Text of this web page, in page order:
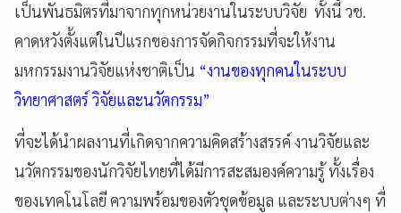
เป็นพันธมิตรที่มาจากทุกหน่วยงานในระบบวิจัย ทั้งนี้ วช.
คาดหวังตั้งแต่ในปีแรกของการจัดกิจกรรมที่จะให้งาน
มหกรรมงานวิจัยแห่งชาติเป็น “งานของทุกคนในระบบ
วิทยาศาสตร์ วิจัยและนวัตกรรม”
ที่จะได้นำผลงานที่เกิดจากความคิดสร้างสรรค์ งานวิจัยและ
นวัตกรรมของนักวิจัยไทยที่ได้มีการสะสมองค์ความรู้ ทั้งเรื่อง
ของเทคโนโลยี ความพร้อมของตัวชุดข้อมูล และระบบต่างๆ ที่